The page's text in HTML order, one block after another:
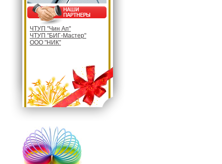
ЧТУП "Чин Ап"
ЧТУП "БИГ-Мастер"
ООО "НИК"